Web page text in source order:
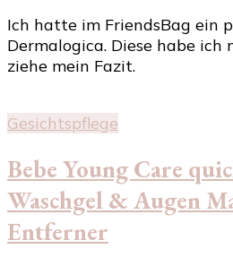
Ich hatte im FriendsBag ein
Dermalogica. Diese habe
ziehe mein Fazit.
Gesichtspflege
Bebe Young Care
Waschgel & Augen
Entferner